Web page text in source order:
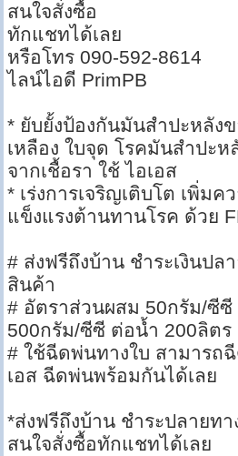
สนใจสั่งซื้อ
ทักแชทได้เลย
หรือโทร 090-592-8614
ไลน์ไอดี PrimPB
* ยับยั้งป้องกันมันสำปะหลัง
เหลือง ใบจุด โรคมันสำปะห
จากเชื้อรา ใช้ ไอเอส
* เร่งการเจริญเติบโต เพิ่ม
แข็งแรงต้านทานโรค ด้วย
# ส่งฟรีถึงบ้าน ชำระเงินปล
สินค้า
# อัตราส่วนผสม 50กรัม/ซี
500กรัม/ซีซี ต่อน้ำ 200ลิตร
# ใช้ฉีดพ่นทางใบ สามารถ
เอส ฉีดพ่นพร้อมกันได้เลย
*ส่งฟรีถึงบ้าน ชำระปลายท
สนใจสั่งซื้อทักแชทได้เลย